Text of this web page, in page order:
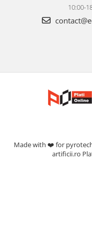
10:00-
Made with ❤️ for
artificii.ro